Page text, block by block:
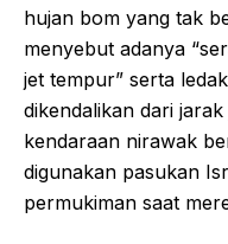
hujan bom yang tak
menyebut adanya
jet tempur” serta
dikendalikan dari
kendaraan nirawak
digunakan pasukan
permukiman saat